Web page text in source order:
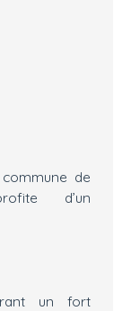
de
d’un
un fort